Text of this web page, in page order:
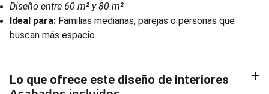
Diseño entre 60 m² y 80 m²
Ideal para: Familias medianas, parejas o personas que
buscan más espacio.
Lo que ofrece este diseño de interiores